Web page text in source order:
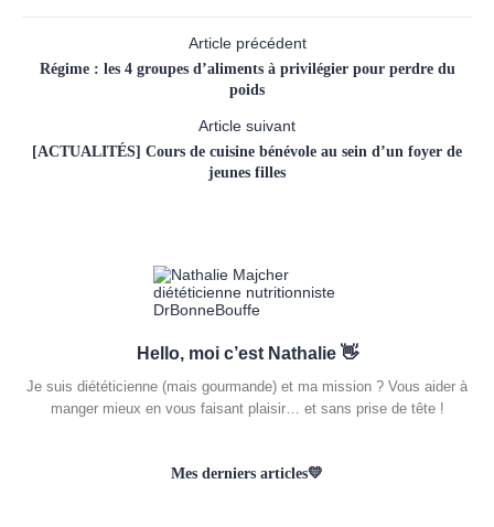
Article précédent
Régime : les 4 groupes d’aliments à privilégier pour perdre du
poids
Article suivant
[ACTUALITÉS] Cours de cuisine bénévole au sein d’un foyer de
jeunes filles
Hello, moi c’est Nathalie 👋
Je suis diététicienne (mais gourmande) et ma mission ? Vous aider à
manger mieux en vous faisant plaisir… et sans prise de tête !
Mes derniers articles💛